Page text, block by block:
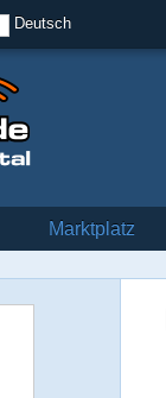
Deutsch
Marktplatz